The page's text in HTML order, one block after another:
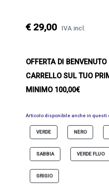
€ 29,00 IVA incl.
OFFERTA DI BENVENUTO
CARRELLO SUL TUO
MINIMO 100,00€
Articolo disponibile anche in questi
VERDE NERO
SABBIA VERDE FLUO
GRIGIO